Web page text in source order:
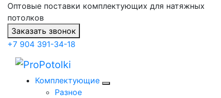
Оптовые поставки комплектующих для натяжных
потолков
Заказать звонок
+7 904 391-34-18
Комплектующие
Разное